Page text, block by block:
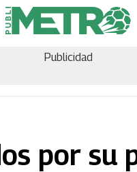
Publicidad
por su